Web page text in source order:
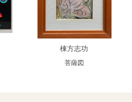
棟方志功
菩薩図